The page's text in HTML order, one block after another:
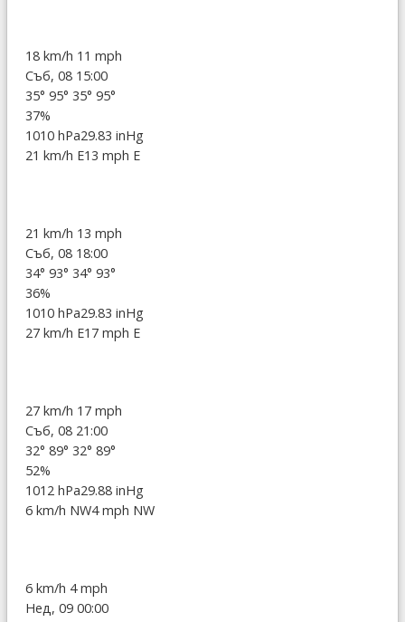
18 km/h 11 mph
Съб, 08 15:00
35° 95° 35° 95°
37%
1010 hPa29.83 inHg
21 km/h E13 mph E
21 km/h 13 mph
Съб, 08 18:00
34° 93° 34° 93°
36%
1010 hPa29.83 inHg
27 km/h E17 mph E
27 km/h 17 mph
Съб, 08 21:00
32° 89° 32° 89°
52%
1012 hPa29.88 inHg
6 km/h NW4 mph NW
6 km/h 4 mph
Нед, 09 00:00